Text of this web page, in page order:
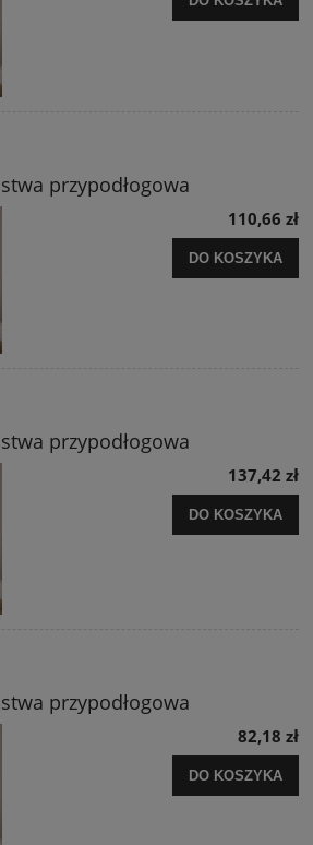
przypodłogowa
110,66 zł
DO KOSZYKA
przypodłogowa
137,42 zł
DO KOSZYKA
przypodłogowa
82,18 zł
DO KOSZYKA